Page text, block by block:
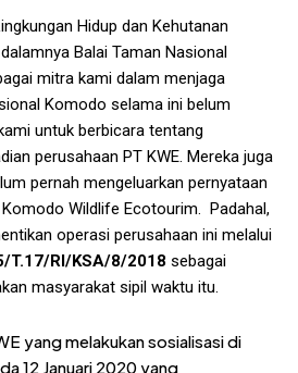
Hidup dan Kehutanan
Balai Taman Nasional
mitra kami dalam menjaga
Komodo selama ini belum
untuk berbicara tentang
perusahaan PT KWE. Mereka juga
pernah mengeluarkan pernyataan
Komodo Wildlife Ecotourim. Padahal,
operasi perusahaan ini melalui
T.17/RI/KSA/8/2018 sebagai
masyarakat sipil waktu itu.
yang melakukan sosialisasi di
12 Januari 2020 yang